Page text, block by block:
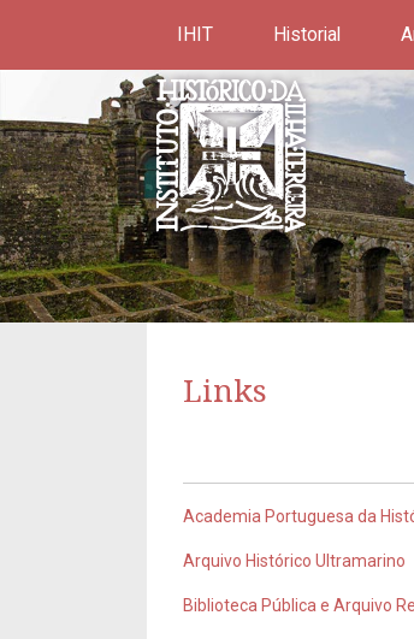
IHIT Historial
Links
Academia Portuguesa da
Arquivo Histórico Ultramarino
Biblioteca Pública e Arquivo